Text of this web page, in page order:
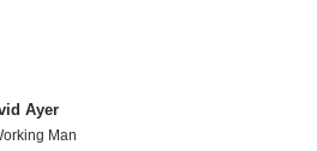
Ayer
Man